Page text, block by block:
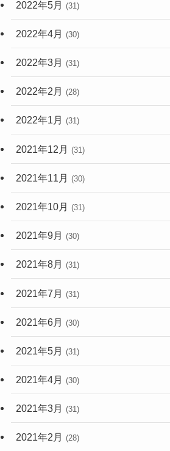
2022年5月 (31)
2022年4月 (30)
2022年3月 (31)
2022年2月 (28)
2022年1月 (31)
2021年12月 (31)
2021年11月 (30)
2021年10月 (31)
2021年9月 (30)
2021年8月 (31)
2021年7月 (31)
2021年6月 (30)
2021年5月 (31)
2021年4月 (30)
2021年3月 (31)
2021年2月 (28)